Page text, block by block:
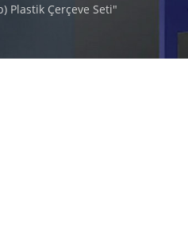
Plastik Çerçeve Seti"